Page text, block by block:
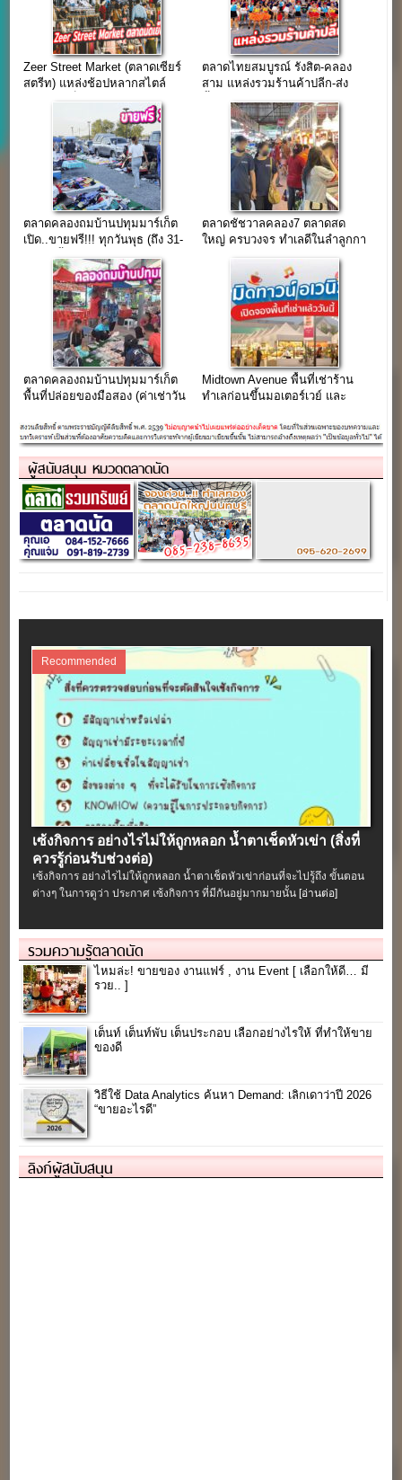
Zeer Street Market (ตลาดเซียร์
สตรีท) แหล่งช้อปหลากสไตล์
ตลาดไทยสมบูรณ์ รังสิต-คลอง
สาม แหล่งรวมร้านค้าปลีก-ส่ง
ตลาดคลองถมบ้านปทุมมาร์เก็ต
เปิด..ขายฟรี!!! ทุกวันพุธ (ถึง 31-
ตลาดชัชวาลคลอง7 ตลาดสด
ใหญ่ ครบวงจร ทำเลดีในลำลูกกา
ตลาดคลองถมบ้านปทุมมาร์เก็ต
พื้นที่ปล่อยของมือสอง (ค่าเช่าวัน
Midtown Avenue พื้นที่เช่าร้าน
ทำเลก่อนขึ้นมอเตอร์เวย์ และ
แล้ว..)
ผู้สนับสนุน หมวดตลาดนัด
Recommended
เซ้งกิจการ อย่างไรไม่ให้ถูกหลอก น้ำตาเช็ดหัวเข่า (สิ่งที่
ควรรู้ก่อนรับช่วงต่อ)
เซ้งกิจการ อย่างไรไม่ให้ถูกหลอก น้ำตาเช็ดหัวเข่าก่อนที่จะไปรู้ถึง ขั้นตอน
ต่างๆ ในการดูว่า ประกาศ เซ้งกิจการ ที่มีกันอยู่มากมายนั้น[อ่านต่อ]
รวมความรู้ตลาดนัด
ไหมล่ะ! ขายของ งานแฟร์ , งาน Event [ เลือกให้ดี… มี
รวย.. ]
เต็นท์ เต็นท์พับ เต็นประกอบ เลือกอย่างไรให้ ที่ทำให้ขาย
ของดี
วิธีใช้ Data Analytics ค้นหา Demand: เลิกเดาว่าปี 2026
“ขายอะไรดี”
ลิงก์ผู้สนับสนุน